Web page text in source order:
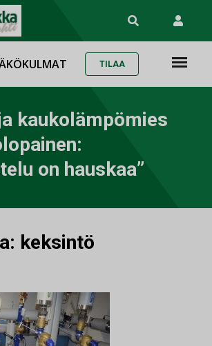
TILAA
kaukolämpömies
on hauskaa”
keksintö